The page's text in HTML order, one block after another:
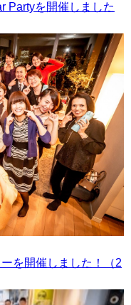
を開催しました
を開催しました！（2